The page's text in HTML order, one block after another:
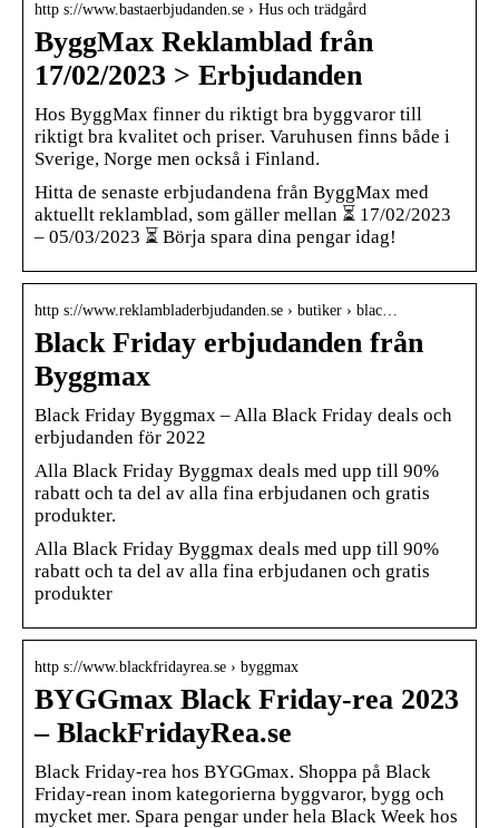
http s://www.bastaerbjudanden.se › Hus och trädgård
ByggMax Reklamblad från
17/02/2023 > Erbjudanden
Hos ByggMax finner du riktigt bra byggvaror till
riktigt bra kvalitet och priser. Varuhusen finns både i
Sverige, Norge men också i Finland.
Hitta de senaste erbjudandena från ByggMax med
aktuellt reklamblad, som gäller mellan ⏳ 17/02/2023
– 05/03/2023 ⏳ Börja spara dina pengar idag!
http s://www.reklambladerbjudanden.se › butiker › blac…
Black Friday erbjudanden från
Byggmax
Black Friday Byggmax – Alla Black Friday deals och
erbjudanden för 2022
Alla Black Friday Byggmax deals med upp till 90%
rabatt och ta del av alla fina erbjudanen och gratis
produkter.
Alla Black Friday Byggmax deals med upp till 90%
rabatt och ta del av alla fina erbjudanen och gratis
produkter
http s://www.blackfridayrea.se › byggmax
BYGGmax Black Friday-rea 2023
– BlackFridayRea.se
Black Friday-rea hos BYGGmax. Shoppa på Black
Friday-rean inom kategorierna byggvaror, bygg och
mycket mer. Spara pengar under hela Black Week hos